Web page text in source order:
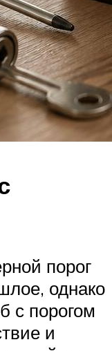
порог
однако
с порогом
и